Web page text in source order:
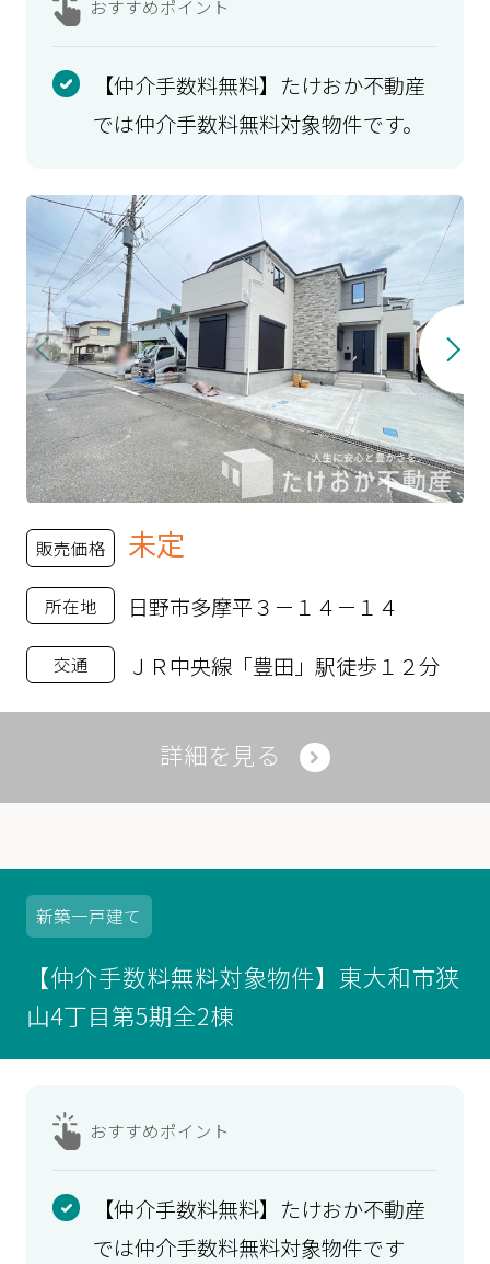
おすすめポイント
【仲介手数料無料】たけおか不動産
では仲介手数料無料対象物件です。
販売価格 未定
所在地 日野市多摩平３－１４－１４
交通 ＪＲ中央線「豊田」駅徒歩１２分
詳細を見る
新築一戸建て
【仲介手数料無料対象物件】東大和市狭
山4丁目第5期全2棟
おすすめポイント
【仲介手数料無料】たけおか不動産
では仲介手数料無料対象物件です